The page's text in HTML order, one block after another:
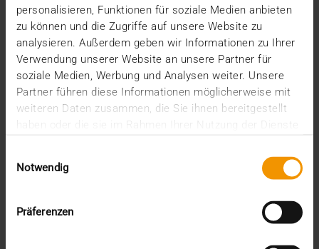
personalisieren, Funktionen für soziale Medien anbieten
zu können und die Zugriffe auf unsere Website zu
analysieren. Außerdem geben wir Informationen zu Ihrer
Verwendung unserer Website an unsere Partner für
soziale Medien, Werbung und Analysen weiter. Unsere
Partner führen diese Informationen möglicherweise mit
weiteren Daten zusammen, die Sie ihnen bereitgestellt
Notwendig
Präferenzen
Gesunde Arbeitsplätze, ein faires Miteinander, die
Förderung sozialer Projekte und der Schutz der…
AMELIE HOLSTEIN
MEHR ERFAHREN